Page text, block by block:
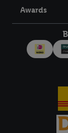
Awards
derden en om je
samengevoegd
door Criteo S.A.
Als je hiervoor
advertenties
eerder
in een
niet te kopen).
verschillende
diensten